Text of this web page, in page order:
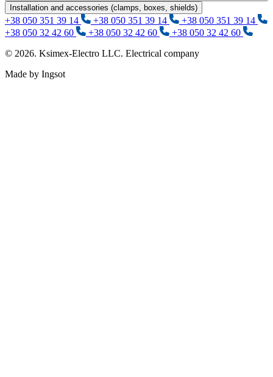
Installation and accessories (clamps, boxes, shields)
+38 050 351 39 14 +38 050 351 39 14
+38 050 351 39 14
+38 050 32 42 60
+38 050 32 42 60
+38 050 32 42 60
© 2026. Ksimex-Electro LLC. Electrical company
Made by Ingsot